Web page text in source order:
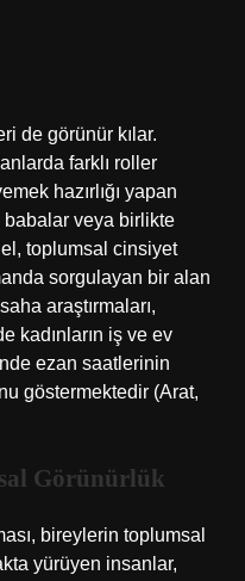
de görünür kılar.
farklı roller
hazırlığı yapan
babalar veya birlikte
toplumsal cinsiyet
sorgulayan bir alan
araştırmaları,
kadınların iş ve ev
ezan saatlerinin
göstermektedir (Arat,
Görünürlük
bireylerin toplumsal
yürüyen insanlar,